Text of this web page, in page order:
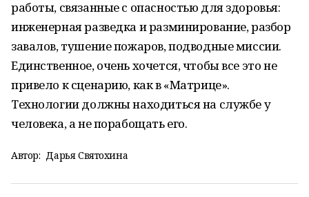
работы, связанные с опасностью для здоровья:
инженерная разведка и разминирование, разбор
завалов, тушение пожаров, подводные миссии.
Единственное, очень хочется, чтобы все это не
привело к сценарию, как в «Матрице».
Технологии должны находиться на службе у
человека, а не порабощать его.
Автор: Дарья Святохина